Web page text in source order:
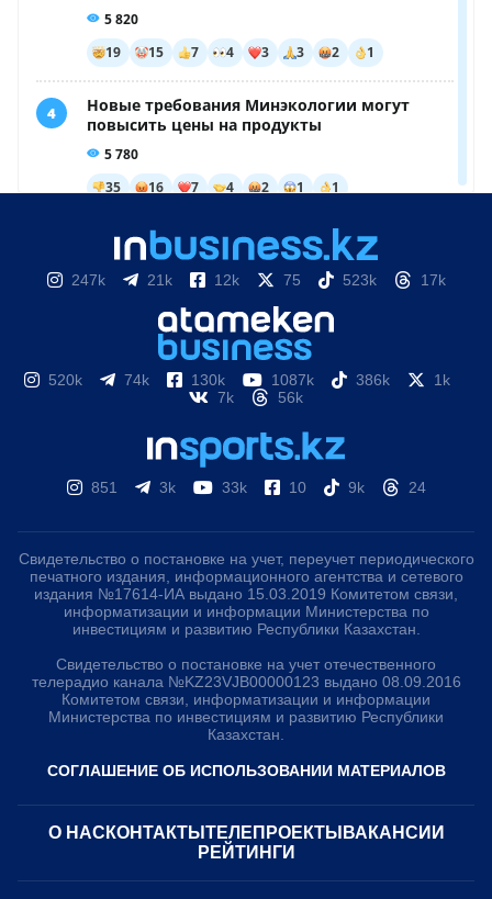
247k 21k 12k 75 523k 17k
520k 74k 130k 1087k 386k
1k
7k
56k
851 3k 33k 10 9k 24
Свидетельство о постановке на учет, переучет периодического
печатного издания, информационного агентства и сетевого
издания №17614-ИА выдано 15.03.2019 Комитетом связи,
информатизации и информации Министерства по
инвестициям и развитию Республики Казахстан.
Свидетельство о постановке на учет отечественного
телерадио канала №KZ23VJB00000123 выдано 08.09.2016
Комитетом связи, информатизации и информации
Министерства по инвестициям и развитию Республики
Казахстан.
СОГЛАШЕНИЕ ОБ ИСПОЛЬЗОВАНИИ МАТЕРИАЛОВ
О НАС КОНТАКТЫ ТЕЛЕПРОЕКТЫ ВАКАНСИИ
РЕЙТИНГИ